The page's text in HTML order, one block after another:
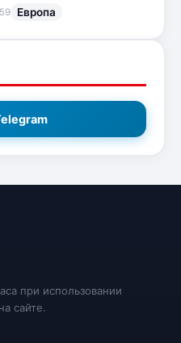
Европа
при использовании
сайте.